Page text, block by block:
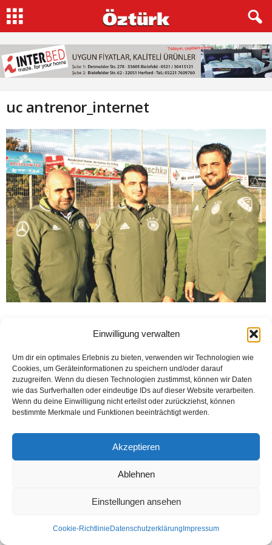
Einwilligung verwalten
Um dir ein optimales Erlebnis zu bieten, verwenden wir Technologien wie
Cookies, um Geräteinformationen zu speichern und/oder darauf
zuzugreifen. Wenn du diesen Technologien zustimmst, können wir Daten
wie das Surfverhalten oder eindeutige IDs auf dieser Website verarbeiten.
Wenn du deine Einwilligung nicht erteilst oder zurückziehst, können
bestimmte Merkmale und Funktionen beeinträchtigt werden.
Akzeptieren
Ablehnen
Einstellungen ansehen
Cookie-Richtlinie Datenschutzerklärung Impressum
uc antrenor_internet
Datenschutzerklärung
© Öztürk Gazetesi 1986 – 2026